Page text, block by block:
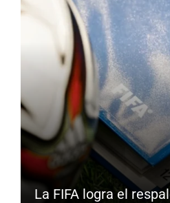
La FIFA logra el